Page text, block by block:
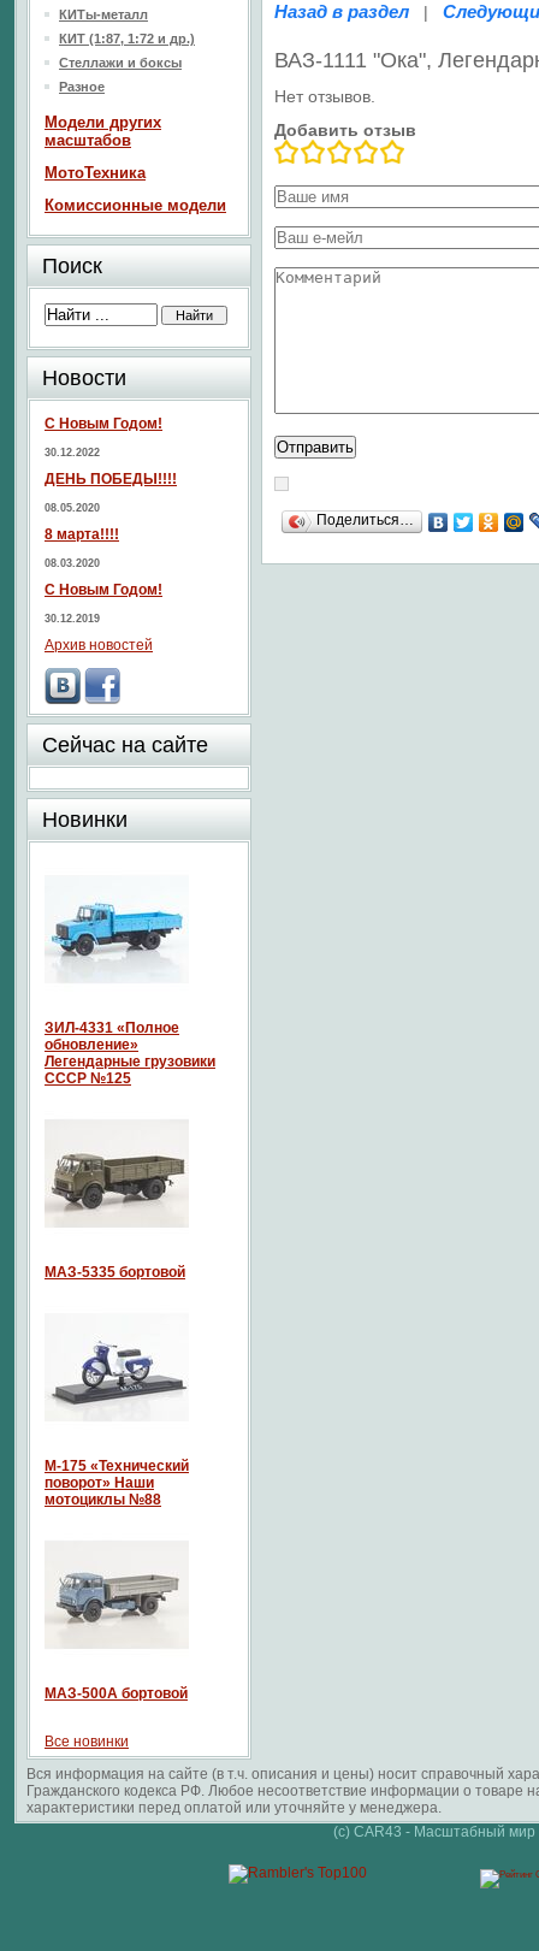
Назад в раздел |
ВАЗ-1111 "Ока",
Нет отзывов.
Добавить отзыв
Поделиться…
КИТы-металл
КИТ (1:87, 1:72 и др.)
Стеллажи и боксы
Разное
Модели других
масштабов
МотоТехника
Комиссионные модели
Поиск
Новости
С Новым Годом!
30.12.2022
ДЕНЬ ПОБЕДЫ!!!!
08.05.2020
8 марта!!!!
08.03.2020
С Новым Годом!
30.12.2019
Архив новостей
Сейчас на сайте
Новинки
ЗИЛ-4331 «Полное
обновление»
Легендарные грузовики
СССР №125
МАЗ-5335 бортовой
М-175 «Технический
поворот» Наши
мотоциклы №88
МАЗ-500А бортовой
Все новинки
Вся информация на сайте (в т.ч. описания и цены) носит справочный
Гражданского кодекса РФ. Любое несоответствие информации о
характеристики перед оплатой или уточняйте у менеджера.
(c) CAR43 - Масштабный мир